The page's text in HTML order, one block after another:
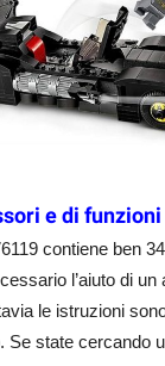
e di funzioni
contiene ben
l’aiuto di
le istruzioni
Se state cercando